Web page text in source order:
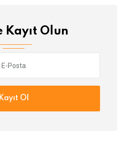
Kayıt Olun
Kayıt Ol